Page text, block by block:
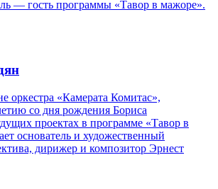
— гость программы «Тавор в мажоре».
оркестра «Камерата Комитас»,
со дня рождения Бориса
проектах в программе «Тавор в
основатель и художественный
дирижер и композитор Эрнест